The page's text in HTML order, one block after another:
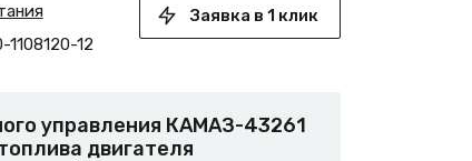
1108120-12
Заявка в 1 клик
управления КАМАЗ-43261
двигателя